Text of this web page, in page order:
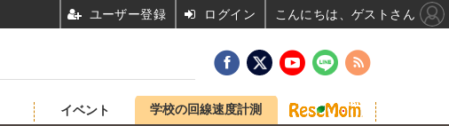
イベント 学校の回線速度計測
ユーザー登録 ログイン こんにちは、ゲストさん